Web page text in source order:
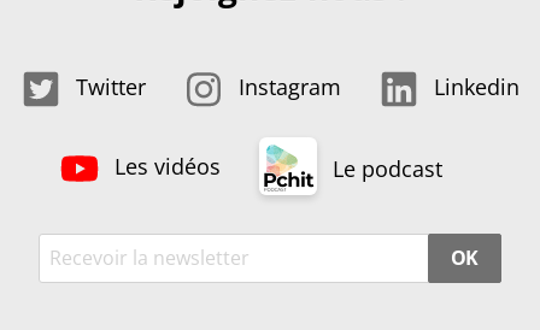
Twitter Instagram Linkedin
Les vidéos Le podcast
OK